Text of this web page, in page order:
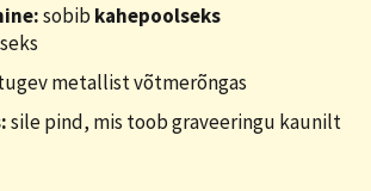
sobib kahepoolseks
metallist võtmerõngas
sile pind, mis toob graveeringu kaunilt